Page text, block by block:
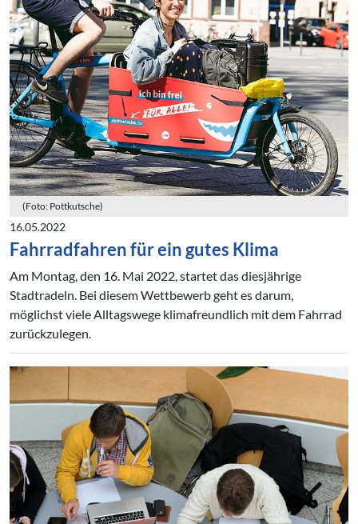
(Foto: Pottkutsche)
16.05.2022
Fahrradfahren für ein gutes Klima
Am Montag, den 16. Mai 2022, startet das diesjährige
Stadtradeln. Bei diesem Wettbewerb geht es darum,
möglichst viele Alltagswege klimafreundlich mit dem Fahrrad
zurückzulegen.